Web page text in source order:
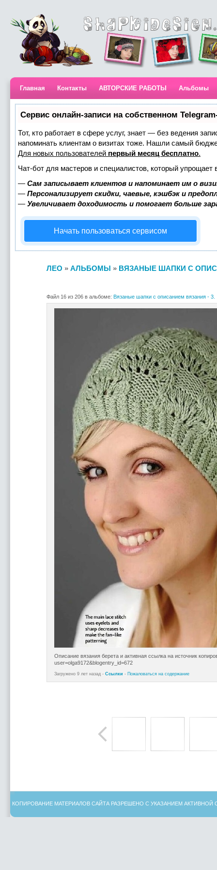
Главная Контакты АВТОРСКИЕ РАБОТЫ Альбомы
Сервис онлайн-записи на собственном
Тот, кто работает в сфере услуг, знает — без ведения
напоминать клиентам о визитах тоже. Нашли самый
Для новых пользователей первый месяц бесплатно.
Чат-бот для мастеров и специалистов, который упрощает
— Сам записывает клиентов и напоминает им о
— Персонализирует скидки, чаевые, кэшбэк и
— Увеличивает доходимость и помогает больше
Начать пользоваться сервисом
ЛЕО » АЛЬБОМЫ » ВЯЗАНЫЕ ШАПКИ С
Файл 16 из 206 в альбоме: Вязаные шапки с описанием вязания - 3.
Описание вязания берета и активная ссылка на источник
user=olga9172&blogentry_id=672
Загружено 9 лет назад - Ссылки - Пожаловаться на содержание
КОПИРОВАНИЕ МАТЕРИАЛОВ САЙТА РАЗРЕШЕНО С УКАЗАНИЕМ АКТИВНОЙ